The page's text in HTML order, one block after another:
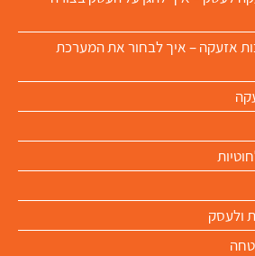
אזעקה – איך לבחור את המערכת
ולעסק